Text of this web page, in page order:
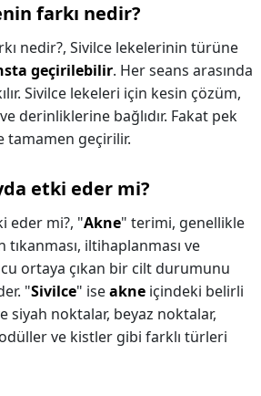
farkı nedir?
nedir?, Sivilce lekelerinin türüne
geçirilebilir. Her seans arasında
Sivilce lekeleri için kesin çözüm,
ve derinliklerine bağlıdır. Fakat pek
tamamen geçirilir.
etki eder mi?
eder mi?, "Akne" terimi, genellikle
iltihaplanması ve
ortaya çıkan bir cilt durumunu
"Sivilce" iseakne içindeki belirli
siyah noktalar, beyaz noktalar,
ve kistler gibi farklı türleri